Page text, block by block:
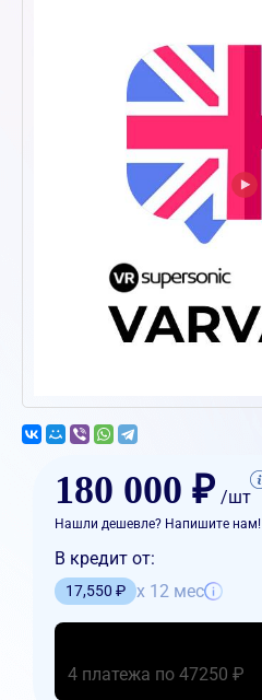
180 000 ₽ /шт
Нашли дешевле? Напишите нам!
В кредит от:
17,550 ₽ x 12 мес
4 платежа по 47250 ₽